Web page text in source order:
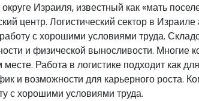
Израиля, известный как «мать
центр. Логистический сектор в Израиле
с хорошими условиями труда.
и физической выносливости. Многие
Работа в логистике подходит как
и возможности для карьерного роста.
с хорошими условиями труда.